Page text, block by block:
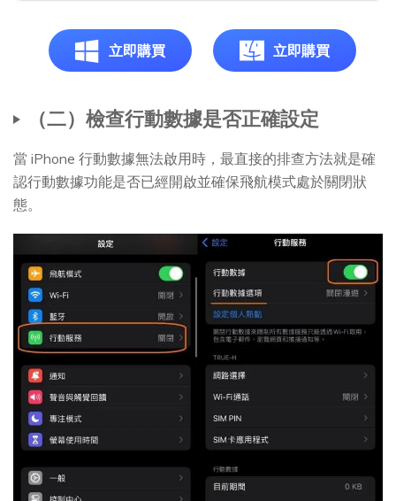
立即購買 立即購買
（二）檢查行動數據是否正確設定
當 iPhone 行動數據無法啟用時，最直接的排查方法就是確
認行動數據功能是否已經開啟並確保飛航模式處於關閉狀
態。